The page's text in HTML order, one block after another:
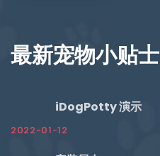
最新宠物小贴士
iDogPotty 演示
2022-01-12